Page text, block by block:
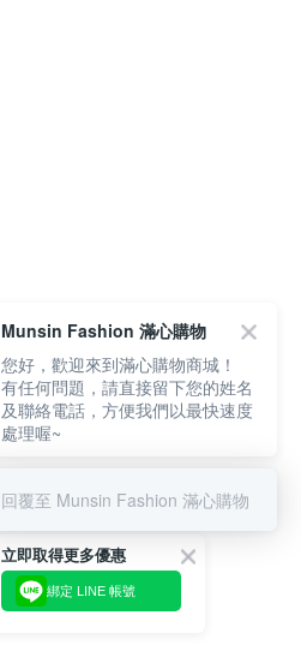
立即取得更多優惠
綁定 LINE 帳號
Munsin Fashion 滿心購物
您好，歡迎來到滿心購物商城！
有任何問題，請直接留下您的姓名
及聯絡電話，方便我們以最快速度
處理喔~
回覆至 Munsin Fashion 滿心購物